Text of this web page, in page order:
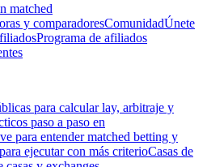
matched
y comparadoresComunidadÚnete
Programa de afiliados
para calcular lay, arbitraje y
paso a paso en
para entender matched betting y
ejecutar con más criterioCasas de